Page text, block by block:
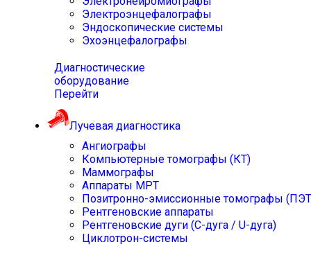
Электроэнцефалографы
Эндоскопические системы
Эхоэнцефалографы
Диагностические
оборудование
Перейти
Лучевая диагностика
Ангиографы
Компьютерные томографы (КТ)
Маммографы
Аппараты МРТ
Позитронно-эмиссионные томографы
Рентгеновские аппараты
Рентгеновские дуги (С-дуга / U-дуга)
Циклотрон-системы